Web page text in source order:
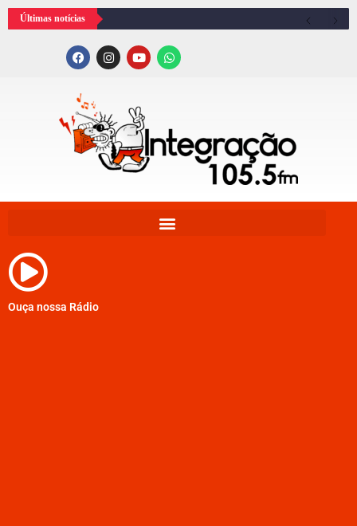
Últimas notícias
Ouça nossa Rádio